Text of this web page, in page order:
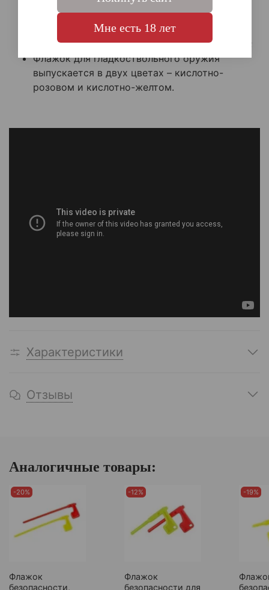
соревнования по спортивной стрельбе или
регулярно тренируется;
Имеет легкую конструкцию и яркий оттенок;
Флажок для гладкоствольного оружия
выпускается в двух цветах – кислотно-
розовом и кислотно-желтом.
Характеристики
Отзывы
Аналогичные товары:
-20%
Флажок
безопасности,
-12%
Флажок
безопасности для
-19%
Мне есть 18 лет